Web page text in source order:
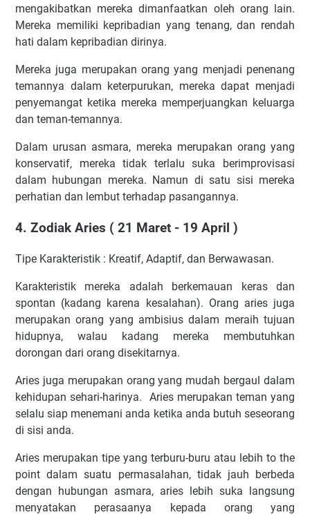
mengakibatkan mereka dimanfaatkan oleh orang lain.
Mereka memiliki kepribadian yang tenang, dan rendah
hati dalam kepribadian dirinya.
Mereka juga merupakan orang yang menjadi penenang
temannya dalam keterpurukan, mereka dapat menjadi
penyemangat ketika mereka memperjuangkan keluarga
dan teman-temannya.
Dalam urusan asmara, mereka merupakan orang yang
konservatif, mereka tidak terlalu suka berimprovisasi
dalam hubungan mereka. Namun di satu sisi mereka
perhatian dan lembut terhadap pasangannya.
4. Zodiak Aries ( 21 Maret - 19 April )
Tipe Karakteristik : Kreatif, Adaptif, dan Berwawasan.
Karakteristik mereka adalah berkemauan keras dan
spontan (kadang karena kesalahan). Orang aries juga
merupakan orang yang ambisius dalam meraih tujuan
hidupnya, walau kadang mereka membutuhkan
dorongan dari orang disekitarnya.
Aries juga merupakan orang yang mudah bergaul dalam
kehidupan sehari-harinya. Aries merupakan teman yang
selalu siap menemani anda ketika anda butuh seseorang
di sisi anda.
Aries merupakan tipe yang terburu-buru atau lebih to the
point dalam suatu permasalahan, tidak jauh berbeda
dengan hubungan asmara, aries lebih suka langsung
menyatakan perasaanya kepada orang yang